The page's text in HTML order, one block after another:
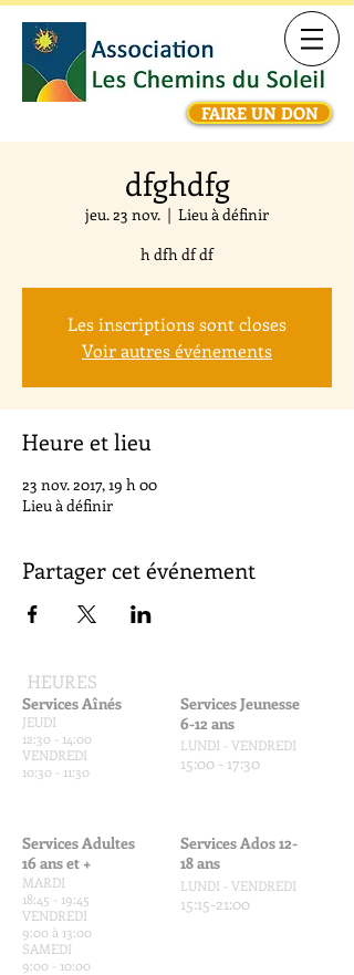
FAIRE UN DON
dfghdfg
jeu. 23 nov.
  |
Lieu à définir
h dfh df df
Les inscriptions sont closes
Voir autres événements
Heure et lieu
23 nov. 2017, 19 h 00
Lieu à définir
Partager cet événement
HEURES
Services Aînés
JEUDI
12:30 - 14:00
VENDREDI
10:30 - 11:30
Services Adultes
16 ans et +
MARDI
18:45 - 19:45
VENDREDI
9:00 à 13:00
SAMEDI
9:00 - 10:00
Services Jeunesse
6-12 ans
LUNDI - VENDREDI
15:00 - 17:30
Services Ados 12-
18 ans
LUNDI - VENDREDI
15:15-21:00